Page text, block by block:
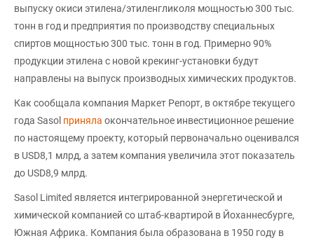
выпуску окиси этилена/этиленгликоля мощностью 300 тыс.
тонн в год и предприятия по производству специальных
спиртов мощностью 300 тыс. тонн в год. Примерно 90%
продукции этилена с новой крекинг-установки будут
направлены на выпуск производных химических продуктов.
Как сообщала компания Маркет Репорт, в октябре текущего
года Sasol приняла окончательное инвестиционное решение
по настоящему проекту, который первоначально оценивался
в USD8,1 млрд, а затем компания увеличила этот показатель
до USD8,9 млрд.
Sasol Limited является интегрированной энергетической и
химической компанией со штаб-квартирой в Йоханнесбурге,
Южная Африка. Компания была образована в 1950 году в